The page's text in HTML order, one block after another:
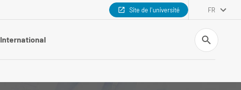
Site de l'université FR
International
Recherche